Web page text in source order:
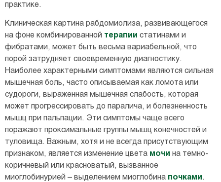
практике.
Клиническая картина рабдомиолиза, развивающегося
на фоне комбинированной терапии статинами и
фибратами, может быть весьма вариабельной, что
порой затрудняет своевременную диагностику.
Наиболее характерными симптомами являются сильная
мышечная боль, часто описываемая как ломота или
судороги, выраженная мышечная слабость, которая
может прогрессировать до паралича, и болезненность
мышц при пальпации. Эти симптомы чаще всего
поражают проксимальные группы мышц конечностей и
туловища. Важным, хотя и не всегда присутствующим
признаком, является изменение цвета мочи на темно-
коричневый или красноватый, вызванное
миоглобинурией – выделением миоглобина почками.